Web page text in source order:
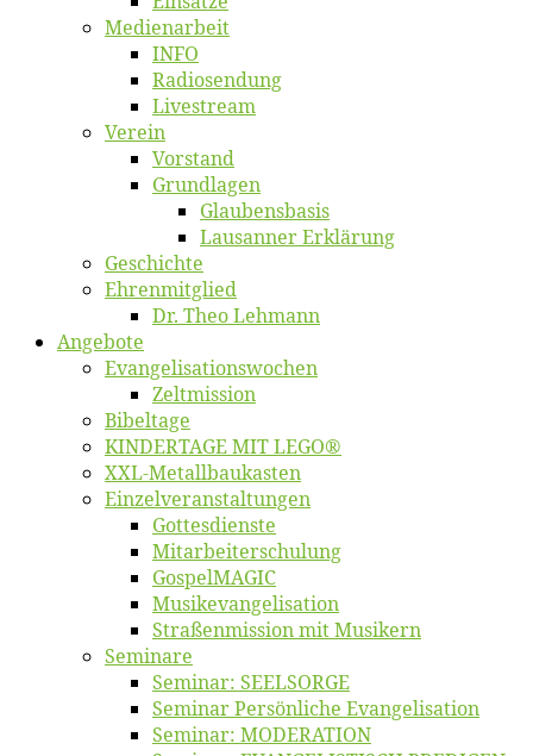
Me­di­en­ar­beit
INFO
Ra­dio­sen­dung
Live­stream
Ver­ein
Vor­stand
Grund­la­gen
Glaubens­ba­sis
Lausan­ner Erklärung
Ge­schich­te
Eh­ren­mit­glied
Dr. Theo Lehmann
An­ge­bo­te
Evangelisa­tions­wo­chen
Zelt­mis­si­on
Bi­bel­ta­ge
KINDERTAGE MIT LEGO®
XXL-Me­­tal­l­­bau­­kas­­ten
Einzelver­an­stal­tungen
Got­tes­diens­te
Mitarbeiter­schulung
Gos­pel­MA­GIC
Musikevan­ge­li­sa­tion
Straßenmis­sion mit Musikern
Se­mi­na­re
Se­mi­nar: SEELSORGE
Se­mi­nar Per­sön­li­che Evangelisation
Se­mi­nar: MODERATION